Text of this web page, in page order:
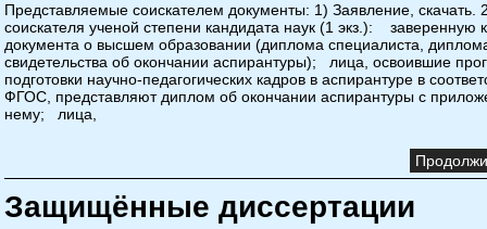
Представляемые соискателем документы: 1) Заявление,
соискателя ученой степени кандидата наук (1 экз.): заверенную
документа о высшем образовании (диплома специалиста,
свидетельства об окончании аспирантуры); лица, освоившие
подготовки научно-педагогических кадров в аспирантуре в
ФГОС, представляют диплом об окончании аспирантуры с
нему; лица,
Защищённые диссертации